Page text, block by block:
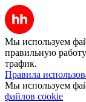
Мы используем
правильную
трафик.
Правила
Мы используем
файлов cookie